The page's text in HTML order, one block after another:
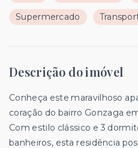
Supermercado
Descrição do imóvel
Conheça este maravilhoso
coração do bairro Gonzaga
Com estilo clássico e 3
banheiros, esta residência